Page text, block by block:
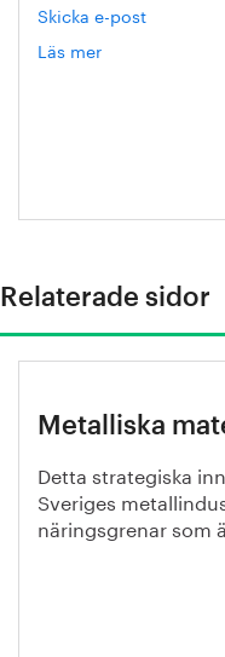
Skicka e-post
Läs mer
Relaterade sidor
Metalliska
Detta strategiska
Sveriges
näringsgrenar som